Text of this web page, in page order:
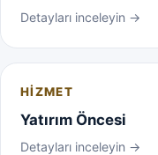
Detayları inceleyin →
HIZMET
Yatırım Öncesi
Detayları inceleyin →